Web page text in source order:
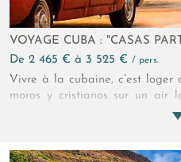
VOYAGE CUBA : "CASAS
de 2 465 € à 3 525 € / pers.
Vivre à la cubaine, c’est loger
moros y cristianos sur un air
devant les façades
cubaine, c’est prendre le temps